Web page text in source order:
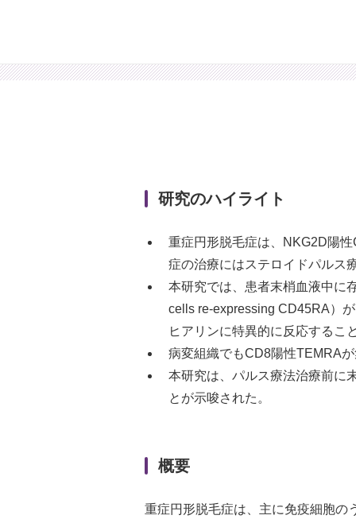
研究のハイライト
重症円形脱毛症は、NKG2D陽
症の治療にはステロイドパルス
本研究では、患者末梢血液中に
cells re-expressing CD45RA）
ヒアリンに特異的に反応するこ
病変組織でもCD8陽性TEMRA
本研究は、パルス療法治療前に
とが示唆された。
概要
重症円形脱毛症は、主に免疫細胞の